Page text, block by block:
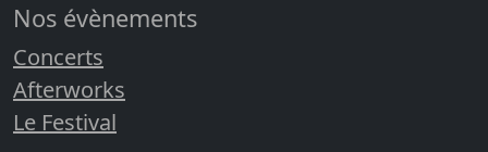
Nos évènements
Concerts
Afterworks
Le Festival